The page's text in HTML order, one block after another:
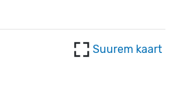
Suurem kaart